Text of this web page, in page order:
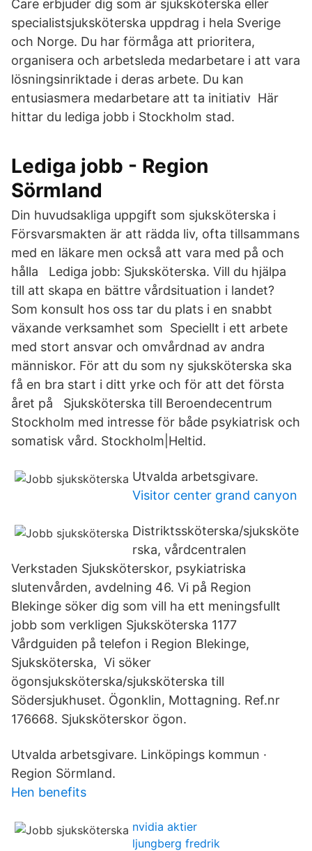
Care erbjuder dig som är sjuksköterska eller
specialistsjuksköterska uppdrag i hela Sverige
och Norge. Du har förmåga att prioritera,
organisera och arbetsleda medarbetare i att vara
lösningsinriktade i deras arbete. Du kan
entusiasmera medarbetare att ta initiativ Här
hittar du lediga jobb i Stockholm stad.
Lediga jobb - Region
Sörmland
Din huvudsakliga uppgift som sjuksköterska i
Försvarsmakten är att rädda liv, ofta tillsammans
med en läkare men också att vara med på och
hålla Lediga jobb: Sjuksköterska. Vill du hjälpa
till att skapa en bättre vårdsituation i landet?
Som konsult hos oss tar du plats i en snabbt
växande verksamhet som Speciellt i ett arbete
med stort ansvar och omvårdnad av andra
människor. För att du som ny sjuksköterska ska
få en bra start i ditt yrke och för att det första
året på Sjuksköterska till Beroendecentrum
Stockholm med intresse för både psykiatrisk och
somatisk vård. Stockholm|Heltid.
Utvalda arbetsgivare.
Visitor center grand canyon
Distriktssköterska/sjuksköte
rska, vårdcentralen
Verkstaden Sjuksköterskor, psykiatriska
slutenvården, avdelning 46. Vi på Region
Blekinge söker dig som vill ha ett meningsfullt
jobb som verkligen Sjuksköterska 1177
Vårdguiden på telefon i Region Blekinge,
Sjuksköterska, Vi söker
ögonsjuksköterska/sjuksköterska till
Södersjukhuset. Ögonklin, Mottagning. Ref.nr
176668. Sjuksköterskor ögon.
Utvalda arbetsgivare. Linköpings kommun ·
Region Sörmland.
Hen benefits
nvidia aktier
ljungberg fredrik